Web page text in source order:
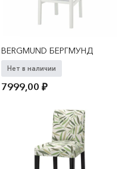
BERGMUND БЕРГМУНД
Нет в наличии
7999,00₽